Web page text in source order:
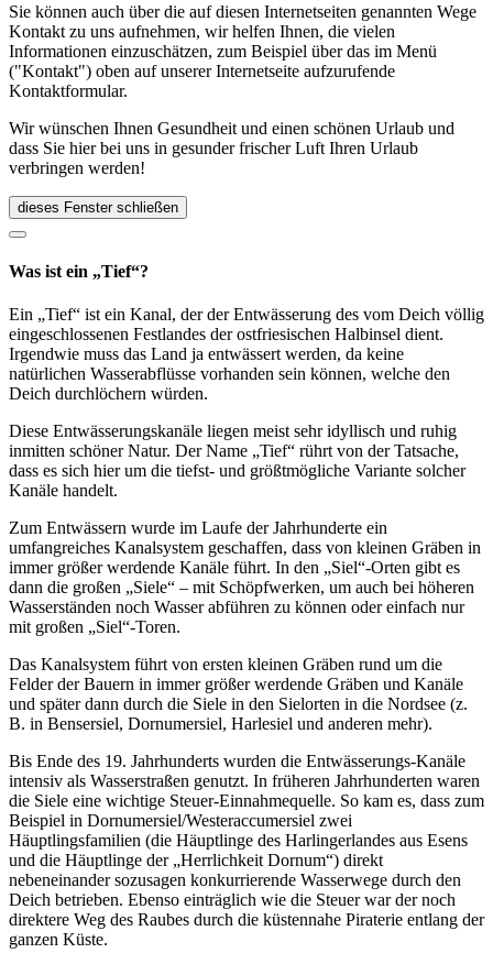
Sie können auch über die auf diesen Internetseiten genannten Wege
Kontakt zu uns aufnehmen, wir helfen Ihnen, die vielen
Informationen einzuschätzen, zum Beispiel über das im Menü
("Kontakt") oben auf unserer Internetseite aufzurufende
Kontaktformular.
Wir wünschen Ihnen Gesundheit und einen schönen Urlaub und
dass Sie hier bei uns in gesunder frischer Luft Ihren Urlaub
verbringen werden!
dieses Fenster schließen
Was ist ein „Tief“?
Ein „Tief“ ist ein Kanal, der der Entwässerung des vom Deich völlig
eingeschlossenen Festlandes der ostfriesischen Halbinsel dient.
Irgendwie muss das Land ja entwässert werden, da keine
natürlichen Wasserabflüsse vorhanden sein können, welche den
Deich durchlöchern würden.
Diese Entwässerungskanäle liegen meist sehr idyllisch und ruhig
inmitten schöner Natur. Der Name „Tief“ rührt von der Tatsache,
dass es sich hier um die tiefst- und größtmögliche Variante solcher
Kanäle handelt.
Zum Entwässern wurde im Laufe der Jahrhunderte ein
umfangreiches Kanalsystem geschaffen, dass von kleinen Gräben in
immer größer werdende Kanäle führt. In den „Siel“-Orten gibt es
dann die großen „Siele“ – mit Schöpfwerken, um auch bei höheren
Wasserständen noch Wasser abführen zu können oder einfach nur
mit großen „Siel“-Toren.
Das Kanalsystem führt von ersten kleinen Gräben rund um die
Felder der Bauern in immer größer werdende Gräben und Kanäle
und später dann durch die Siele in den Sielorten in die Nordsee (z.
B. in Bensersiel, Dornumersiel, Harlesiel und anderen mehr).
Bis Ende des 19. Jahrhunderts wurden die Entwässerungs-Kanäle
intensiv als Wasserstraßen genutzt. In früheren Jahrhunderten waren
die Siele eine wichtige Steuer-Einnahmequelle. So kam es, dass zum
Beispiel in Dornumersiel/Westeraccumersiel zwei
Häuptlingsfamilien (die Häuptlinge des Harlingerlandes aus Esens
und die Häuptlinge der „Herrlichkeit Dornum“) direkt
nebeneinander sozusagen konkurrierende Wasserwege durch den
Deich betrieben. Ebenso einträglich wie die Steuer war der noch
direktere Weg des Raubes durch die küstennahe Piraterie entlang der
ganzen Küste.